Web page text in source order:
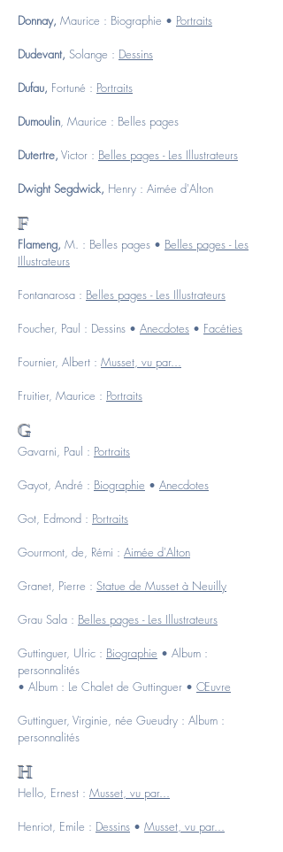
Donnay, Maurice : Biographie • Portraits
Dudevant, Solange : Dessins
Dufau, Fortuné : Portraits
Dumoulin, Maurice : Belles pages
Dutertre, Victor : Belles pages - Les Illustrateurs
Dwight Segdwick, Henry : Aimée d'Alton
F
Flameng, M. : Belles pages • Belles pages - Les
Illustrateurs
Fontanarosa : Belles pages - Les Illustrateurs
Foucher, Paul : Dessins • Anecdotes • Facéties
Fournier, Albert : Musset, vu par...
Fruitier, Maurice : Portraits
G
Gavarni, Paul : Portraits
Gayot, André : Biographie • Anecdotes
Got, Edmond : Portraits
Gourmont, de, Rémi : Aimée d'Alton
Granet, Pierre : Statue de Musset à Neuilly
Grau Sala : Belles pages - Les Illustrateurs
Guttinguer, Ulric : Biographie • Album :
personnalités
• Album : Le Chalet de Guttinguer • Œuvre
Guttinguer, Virginie, née Gueudry : Album :
personnalités
H
Hello, Ernest : Musset, vu par...
Henriot, Emile : Dessins • Musset, vu par...